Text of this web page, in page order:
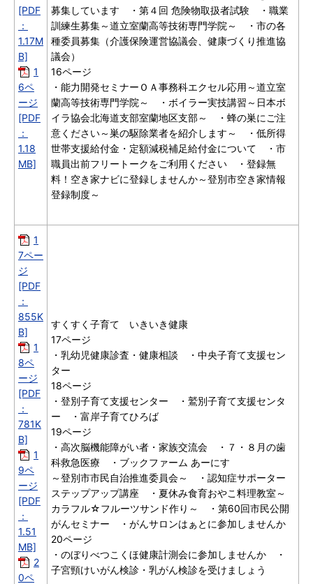
[PDF
：
1.17M
B]
1
6ペ
ージ
[PDF
：
1.18
MB]
募集しています ・第４回 危険物取扱者試験 ・職業
訓練生募集～道立室蘭高等技術専門学院～ ・市の各
種委員募集（介護保険運営協議会、健康づくり推進協
議会）
16ページ
・能力開発セミナーＯＡ事務科エクセル応用～道立室
蘭高等技術専門学院～ ・ボイラー実技講習～日本ボ
イラ協会北海道支部室蘭地区支部～ ・蜂の巣にご注
意ください～巣の駆除業者を紹介します～ ・低所得
世帯支援給付金・定額減税補足給付金について ・市
職員出前フリートークをご利用ください ・登録無
料！空き家ナビに登録しませんか～登別市空き家情報
登録制度～
1
7ペー
ジ
[PDF
：
855K
B]
1
8ペ
ージ
[PDF
：
781K
B]
1
9ペ
ージ
[PDF
：
1.51
MB]
2
0ペ
すくすく子育て いきいき健康
17ページ
・乳幼児健康診査・健康相談 ・中央子育て支援セン
ター
18ページ
・登別子育て支援センター ・鷲別子育て支援センタ
ー ・富岸子育てひろば
19ページ
・高次脳機能障がい者・家族交流会 ・７・８月の歯
科救急医療 ・ブックファーム あーにす
～登別市市民自治推進委員会～ ・認知症サポーター
ステップアップ講座 ・夏休み食育おやこ料理教室～
カラフル☆フルーツサンド作り～ ・第60回市民公開
がんセミナー ・がんサロンはぁとに参加しませんか
20ページ
・のぼりべつこくほ健康計測会に参加しませんか ・
子宮頸けいがん検診・乳がん検診を受けましょう